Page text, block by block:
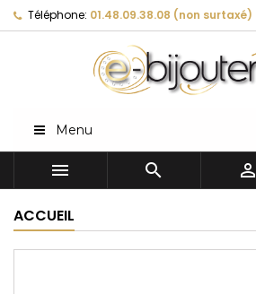
Téléphone: 01.48.09.38.08 (non surtaxé)
Menu
  
ACCUEIL